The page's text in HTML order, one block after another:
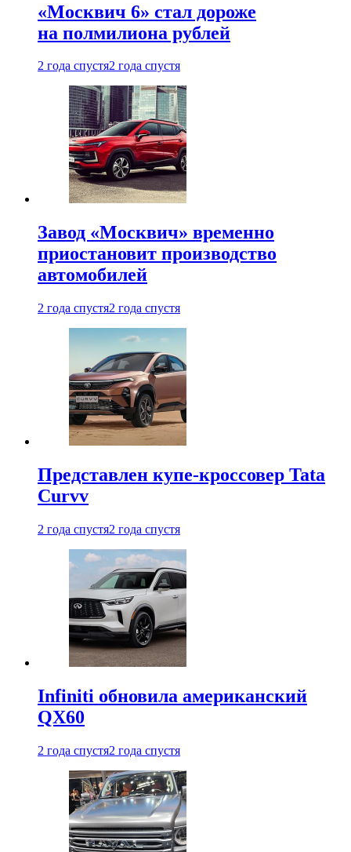
«Москвич 6» стал дороже
на полмилиона рублей
2 года спустя2 года спустя
Завод «Москвич» временно
приостановит производство
автомобилей
2 года спустя2 года спустя
Представлен купе-кроссовер Tata
Curvv
2 года спустя2 года спустя
Infiniti обновила американский
QX60
2 года спустя2 года спустя